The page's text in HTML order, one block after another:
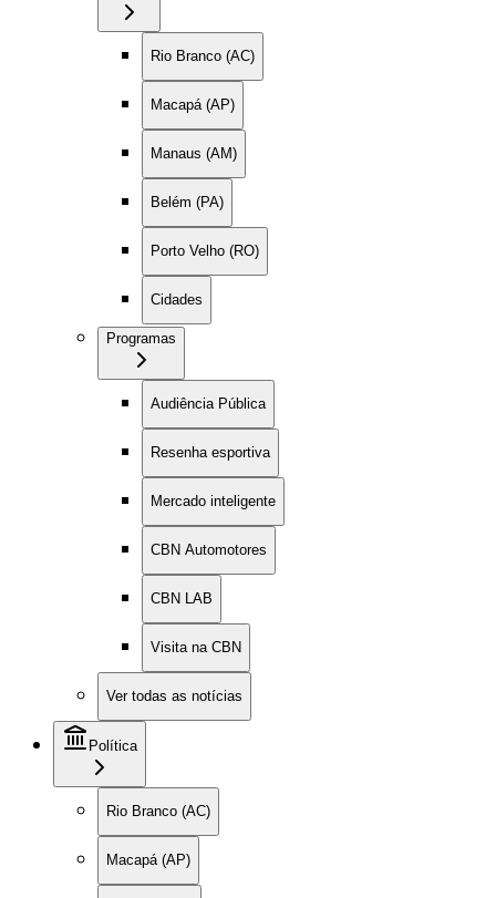
Rio Branco (AC)
Macapá (AP)
Manaus (AM)
Belém (PA)
Porto Velho (RO)
Cidades
Programas
Audiência Pública
Resenha esportiva
Mercado inteligente
CBN Automotores
CBN LAB
Visita na CBN
Ver todas as notícias
Política
Rio Branco (AC)
Macapá (AP)